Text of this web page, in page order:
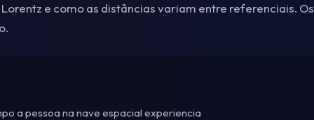
e como as distâncias variam entre referenciais. Os
a pessoa na nave espacial experiencia